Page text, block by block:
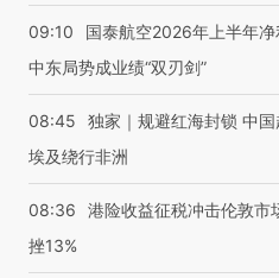
09:10
国泰航空2026年上半年净
中东局势成业绩“双刃剑”
08:45
独家｜规避红海封锁 中
埃及绕行非洲
08:36
港险收益征税冲击伦敦市
挫13%